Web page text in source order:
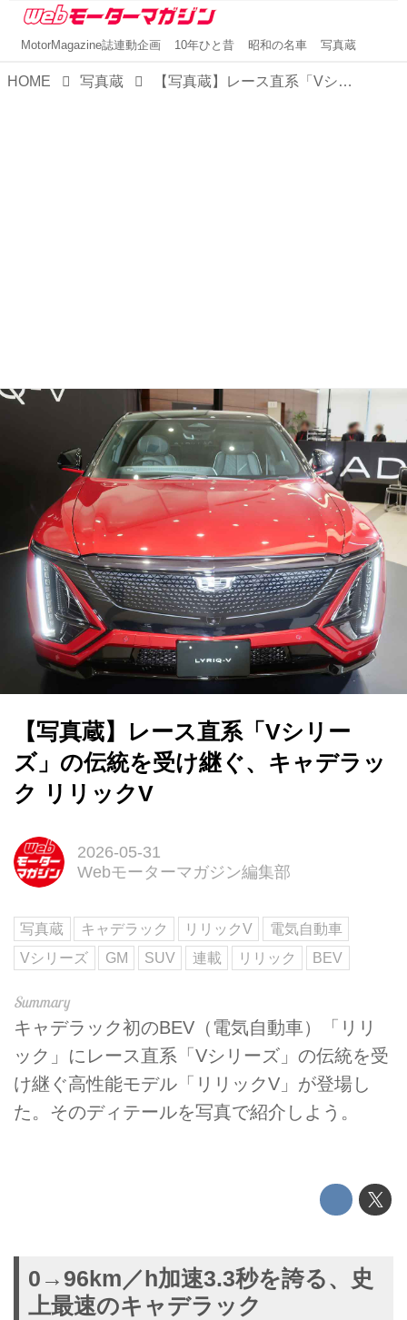
MotorMagazine誌連動企画 10年ひと昔 昭和の名車 写真蔵
HOME 写真蔵 【写真蔵】レース直系「Vシリーズ」の伝統を受け継ぐ、キャデラック リリックV
【写真蔵】レース直系「Vシリー
ズ」の伝統を受け継ぐ、キャデラッ
ク リリックV
2026-05-31
Webモーターマガジン編集部
写真蔵 キャデラック リリックV
電気自動車
Vシリーズ
GM SUV 連載 リリック BEV
キャデラック初のBEV（電気自動車）「リリ
ック」にレース直系「Vシリーズ」の伝統を受
け継ぐ高性能モデル「リリックV」が登場し
た。そのディテールを写真で紹介しよう。
0→96km／h加速3.3秒を誇る、史
上最速のキャデラック